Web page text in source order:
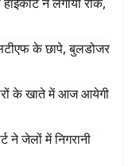
के छापे, बुलडोजर
के खाते में आज आयेगी
ने जेलों में निगरानी